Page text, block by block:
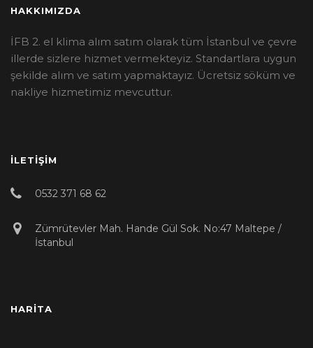
HAKKIMIZDA
İFB 2. el klima alım satım olarak tüm İstanbul ve çevre
illerde sizlere hizmet vermekteyiz. Standartlara uygun
şekilde alım ve satım yapmaktayız. Ücretsiz söküm ve
nakliye hizmetimiz mevcuttur.
İLETIŞIM
0532 371 68 62
Zümrütevler Mah. Hande Gül Sok. No:47 Maltepe /
İstanbul
HARITA